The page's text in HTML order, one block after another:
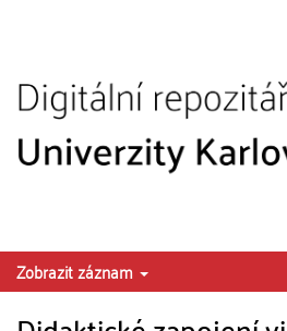
Zobrazit záznam